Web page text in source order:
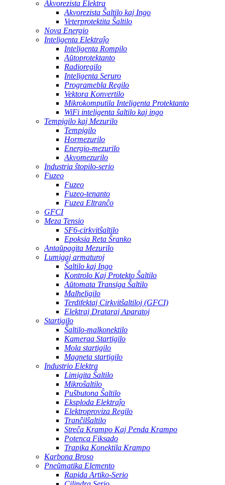
Akvorezista Elektra
Akvorezista Ŝaltilo kaj Ingo
Veterprotektita Ŝaltilo
Nova Energio
Inteligenta Elektraĵo
Inteligenta Rompilo
Aŭtoprotektanto
Radioregilo
Inteligenta Seruro
Programebla Regilo
Vektora Konvertilo
Mikrokomputila Inteligenta Protektanto
WiFi inteligenta ŝaltilo kaj ingo
Tempigilo kaj Mezurilo
Tempigilo
Hormezurilo
Energio-mezurilo
Akvomezurilo
Industria ŝtopilo-serio
Fuzeo
Fuzeo
Fuzeo-tenanto
Fuzea Eltranĉo
GFCI
Meza Tensio
SF6-cirkvitŝaltilo
Epoksia Reta Ŝranko
Antaŭpagita Mezurilo
Lumigaj armaturoj
Ŝaltilo kaj Ingo
Kontrolo Kaj Protekto Ŝaltilo
Aŭtomata Transiga Ŝaltilo
Malheligilo
Terdifektaj Cirkvitŝaltiloj (GFCI)
Elektraj Drataraj Aparatoj
Startigilo
Ŝaltilo-malkonektilo
Kameraa Startigilo
Mola startigilo
Magneta startigilo
Industrio Elektra
Limigita Ŝaltilo
Mikroŝaltilo
Puŝbutona Ŝaltilo
Eksploda Elektraĵo
Elektroproviza Regilo
Tranĉilŝaltilo
Streĉa Krampo Kaj Penda Krampo
Potenca Fiksado
Trapika Konektila Krampo
Karbona Broso
Pneŭmatika Elemento
Rapida Artiko-Serio